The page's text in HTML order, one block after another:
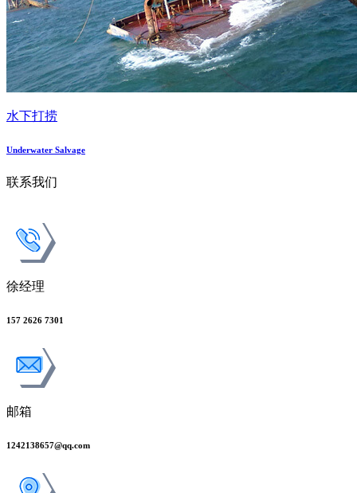
水下打捞
Underwater Salvage
联系我们
徐经理
157 2626 7301
邮箱
1242138657@qq.com